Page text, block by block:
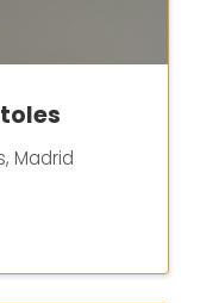
Madrid